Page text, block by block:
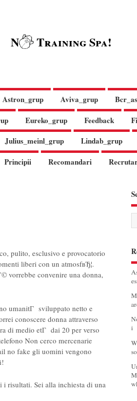
N
Training Spa!
Astron_grup Aviva_grup
Eureko_grup Feedback
Julius_meinl_grup Lindab_grup
Principii Recomandari
pulito, esclusivo e provocatorio
liberi con un atmosfвЂ¦.
vorrebbe convenire una donna,
umanitГ sviluppato netto e
conoscere donna attraverso
di medio etГ dai 20 per verso
Non cerco mercenarie
no fake gli uomini vengono
risultati. Sei alla inchiesta di una
i